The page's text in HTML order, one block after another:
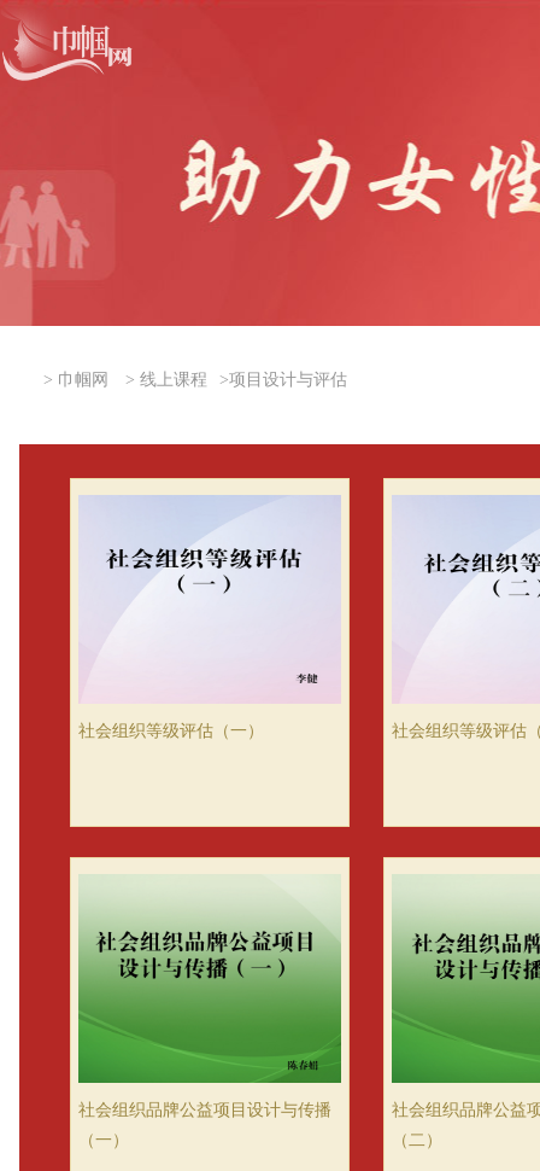
> 巾帼网 > 线上课程 >项目设计与评估
社会组织等级评估（一） 社会组织等级评估
社会组织品牌公益项目设计与传播
（一）
社会组织品牌公益
（二）